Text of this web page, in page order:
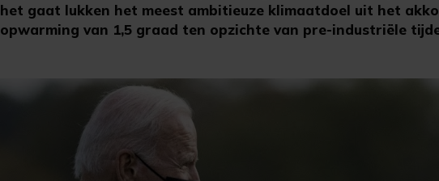
het gaat lukken het meest ambitieuze klimaatdoel uit het
opwarming van 1,5 graad ten opzichte van pre-industriële